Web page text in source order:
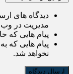
دیدگاه های
مدیریت در
پیام هایی که
پیام هایی که
نخواهد شد.